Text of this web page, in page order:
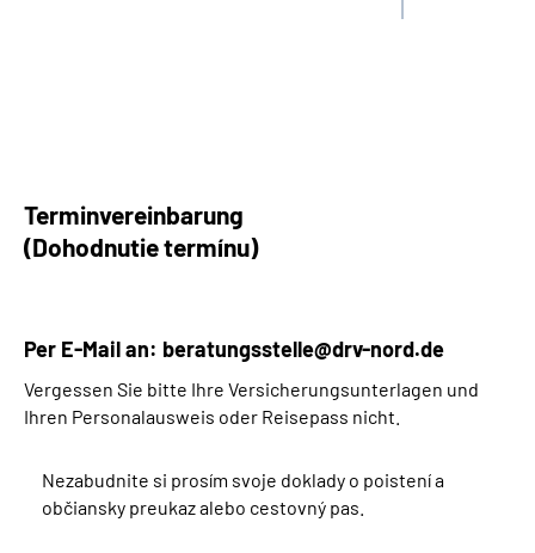
Terminvereinbarung
(Dohodnutie termínu)
Per E-Mail an: beratungsstelle@drv-nord.de
Vergessen Sie bitte Ihre Versicherungsunterlagen und
Ihren Personalausweis oder Reisepass nicht.
Nezabudnite si prosím svoje doklady o poistení a
občiansky preukaz alebo cestovný pas.